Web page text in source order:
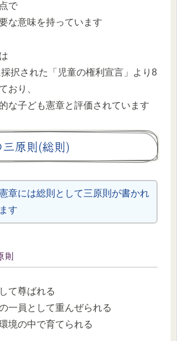
で
な意味を持っています
択された「児童の権利宣言」より8
おり、
な子ども憲章と評価されています
原則(総則)
章には総則として三原則が書かれ
す
則
て尊ばれる
一員として重んぜられる
境の中で育てられる